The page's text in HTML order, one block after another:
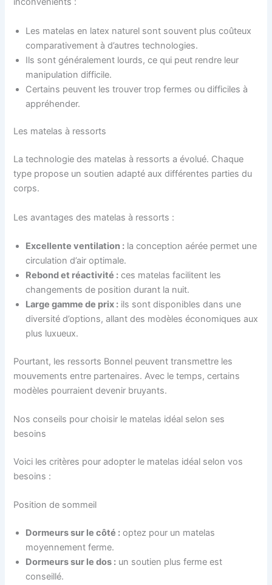
Les matelas en latex naturel sont souvent plus coûteux
comparativement à d’autres technologies.
Ils sont généralement lourds, ce qui peut rendre leur
manipulation difficile.
Certains peuvent les trouver trop fermes ou difficiles à
appréhender.
Les matelas à ressorts
La technologie des matelas à ressorts a évolué. Chaque
type propose un soutien adapté aux différentes parties du
corps.
Les avantages des matelas à ressorts :
Excellente ventilation : la conception aérée permet une
circulation d’air optimale.
Rebond et réactivité : ces matelas facilitent les
changements de position durant la nuit.
Large gamme de prix : ils sont disponibles dans une
diversité d’options, allant des modèles économiques aux
plus luxueux.
Pourtant, les ressorts Bonnel peuvent transmettre les
mouvements entre partenaires.Avec le temps, certains
modèles pourraient devenir bruyants.
Nos conseils pour choisir le matelas idéal selon ses
besoins
Voici les critères pour adopter le matelas idéal selon vos
besoins :
Position de sommeil
Dormeurs sur le côté : optez pour un matelas
moyennement ferme.
Dormeurs sur le dos : un soutien plus ferme est
conseillé.